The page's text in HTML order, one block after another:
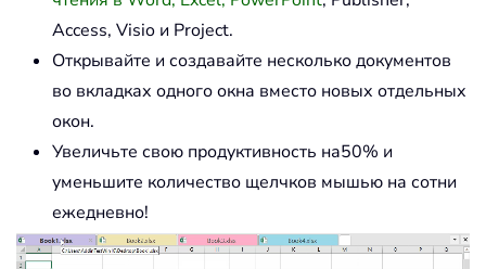
Access, Visio и Project.
Открывайте и создавайте несколько документов
во вкладках одного окна вместо новых отдельных
окон.
Увеличьте свою продуктивность на50% и
уменьшите количество щелчков мышью на сотни
ежедневно!